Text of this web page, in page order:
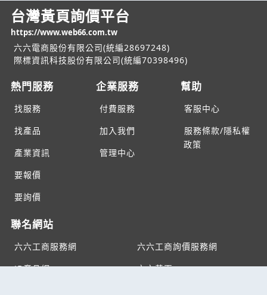
台灣黃頁詢價平台
https://www.web66.com.tw
六六電商股份有限公司(統編28697248)
際標資訊科技股份有限公司(統編70398496)
熱門服務
找服務
找產品
產業資訊
要報價
要詢價
企業服務
付費服務
加入我們
管理中心
幫助
客服中心
服務條款/隱私權
政策
聯名網站
六六工商服務網
六六工商詢價服務網
JB產品網
六六黃頁